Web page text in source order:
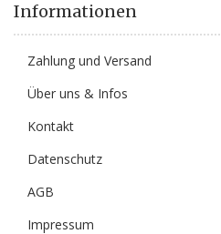
Informationen
Zahlung und Versand
Über uns & Infos
Kontakt
Datenschutz
AGB
Impressum